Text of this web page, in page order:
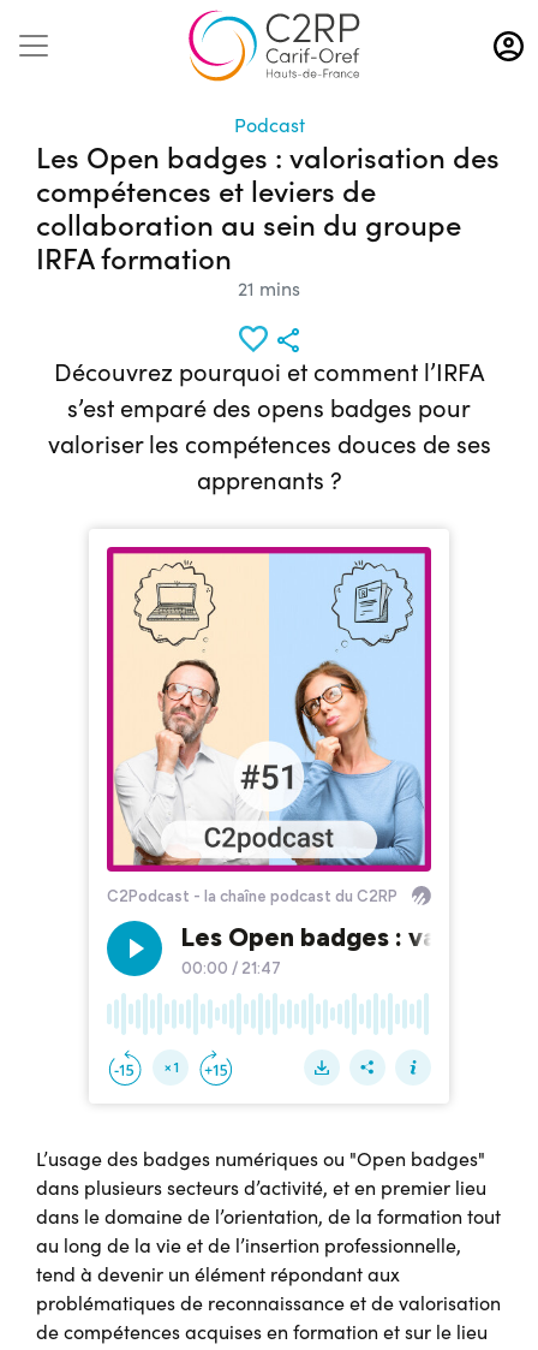
Aller
au
contenu
Podcast
Les Open badges : valorisation des
compétences et leviers de
collaboration au sein du groupe
IRFA formation
21 mins
Découvrez pourquoi et comment l’IRFA
s’est emparé des opens badges pour
valoriser les compétences douces de ses
apprenants ?
L’usage des badges numériques ou "Open badges"
dans plusieurs secteurs d’activité, et en premier lieu
dans le domaine de l’orientation, de la formation tout
au long de la vie et de l’insertion professionnelle,
tend à devenir un élément répondant aux
problématiques de reconnaissance et de valorisation
de compétences acquises en formation et sur le lieu